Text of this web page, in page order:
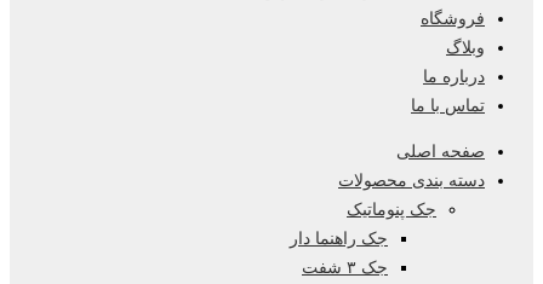
فروشگاه
وبلاگ
درباره ما
تماس با ما
صفحه اصلی
دسته بندی محصولات
جک پنوماتیک
جک راهنما دار
جک ۳ شفت